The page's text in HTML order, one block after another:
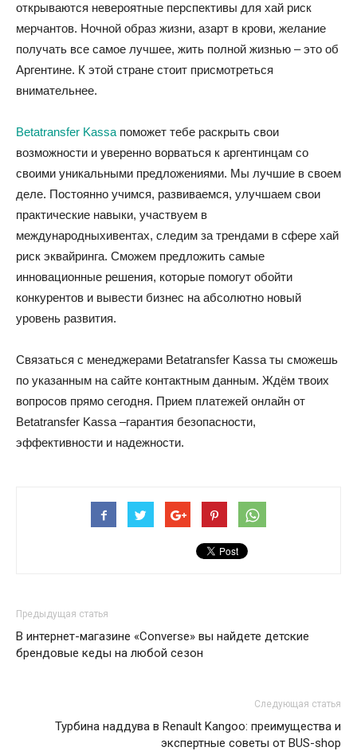
открываются невероятные перспективы для хай риск
мерчантов. Ночной образ жизни, азарт в крови, желание
получать все самое лучшее, жить полной жизнью – это об
Аргентине. К этой стране стоит присмотреться
внимательнее.
Betatransfer Kassa поможет тебе раскрыть свои
возможности и уверенно ворваться к аргентинцам со
своими уникальными предложениями. Мы лучшие в своем
деле. Постоянно учимся, развиваемся, улучшаем свои
практические навыки, участвуем в
международныхивентах, следим за трендами в сфере хай
риск эквайринга. Сможем предложить самые
инновационные решения, которые помогут обойти
конкурентов и вывести бизнес на абсолютно новый
уровень развития.
Связаться с менеджерами Betatransfer Kassa ты сможешь
по указанным на сайте контактным данным. Ждём твоих
вопросов прямо сегодня. Прием платежей онлайн от
Betatransfer Kassa –гарантия безопасности,
эффективности и надежности.
Предыдущая статья
В интернет-магазине «Converse» вы найдете детские
брендовые кеды на любой сезон
Следующая статья
Турбина наддува в Renault Kangoo: преимущества и
экспертные советы от BUS-shop